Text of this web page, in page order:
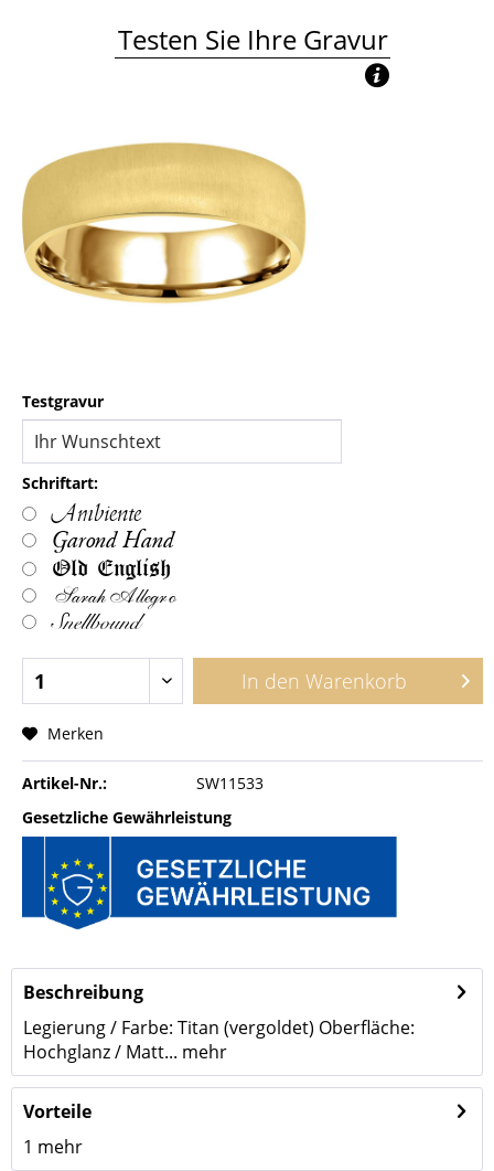
Testen Sie Ihre Gravur
Testgravur
Schriftart:
Ambiente
Garond Hand
Old English
Sarah Allegro
Snellbound
In den Warenkorb
Merken
Artikel-Nr.:
SW11533
Gesetzliche Gewährleistung
Beschreibung
Legierung / Farbe: Titan (vergoldet) Oberfläche:
Hochglanz / Matt... mehr
Vorteile
1 mehr